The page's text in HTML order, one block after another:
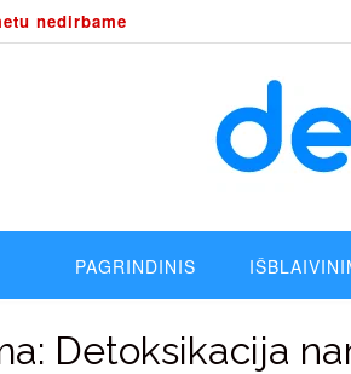
nedirbame
PAGRINDINIS
Detoksikacija